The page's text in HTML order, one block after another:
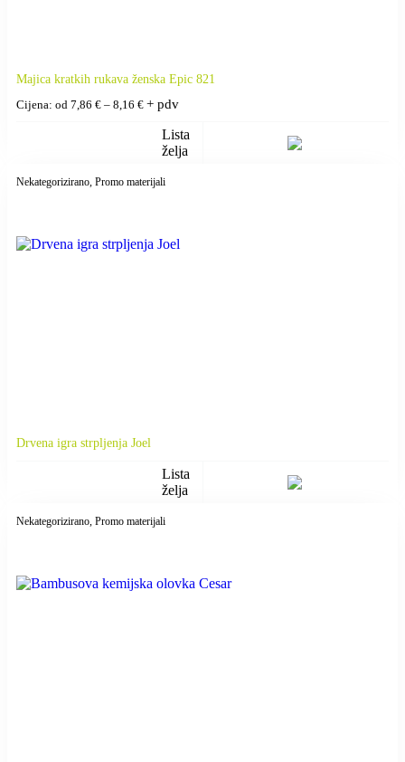
Majica kratkih rukava ženska Epic 821
Cijena: od 7,86 € – 8,16 € Raspon
7,86 €
+ pdv
Lista
želja
Nekategorizirano , Promo materijali
Drvena igra strpljenja Joel
Lista
želja
Nekategorizirano , Promo materijali